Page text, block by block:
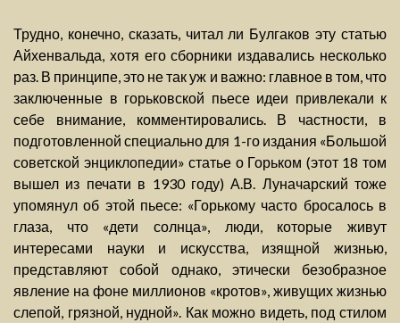
Трудно, конечно, сказать, читал ли Булгаков эту статью
Айхенвальда, хотя его сборники издавались несколько
раз. В принципе, это не так уж и важно: главное в том, что
заключенные в горьковской пьесе идеи привлекали к
себе внимание, комментировались. В частности, в
подготовленной специально для 1-го издания «Большой
советской энциклопедии» статье о Горьком (этот 18 том
вышел из печати в 1930 году) А.В. Луначарский тоже
упомянул об этой пьесе: «Горькому часто бросалось в
глаза, что «дети солнца», люди, которые живут
интересами науки и искусства, изящной жизнью,
представляют собой однако, этически безобразное
явление на фоне миллионов «кротов», живущих жизнью
слепой, грязной, нудной». Как можно видеть, под стилом